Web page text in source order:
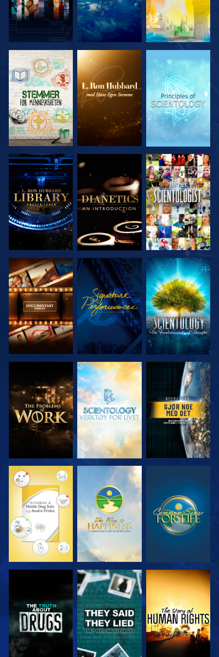
UTFORSK
SERIEN
UTFORSK
SERIEN
UTFORSK
SERIEN
UTFORSK
SERIEN
UTFORSK
SERIEN
SE
UTFORSK
SERIEN
SE
UTFORSK
SERIEN
UTFORSK
SERIEN
UTFORSK
SERIEN
SE
SE SE SE
SE SE